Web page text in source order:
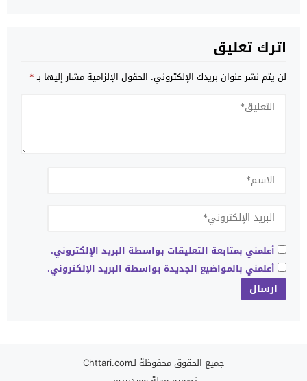
اترك تعليق
لن يتم نشر عنوان بريدك الإلكتروني. الحقول الإلزامية مشار إليها بـ*
أعلمني بمتابعة التعليقات بواسطة البريد الإلكتروني.
أعلمني بالمواضيع الجديدة بواسطة البريد الإلكتروني.
جميع الحقوق محفوظة لـChttari.com